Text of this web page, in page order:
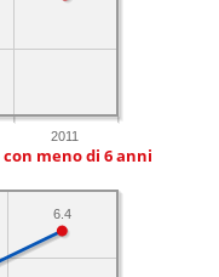
2011
meno di 6 anni
6.4